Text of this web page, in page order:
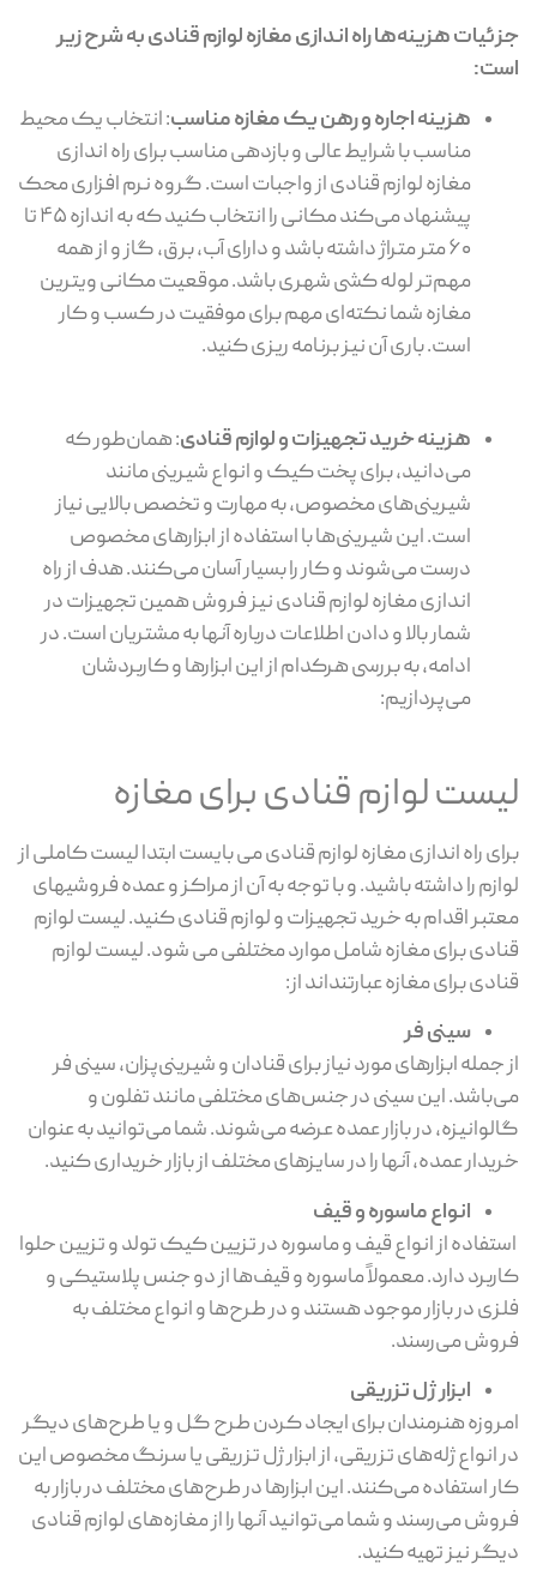
جزئیات هزینه‌هاراه اندازی مغازه لوازم قنادی به شرح زیر
است:
هزینه اجاره و رهن یک مغازه مناسب: انتخاب یک محیط
مناسب با شرایط عالی و بازدهی مناسب برای راه اندازی
مغازه لوازم قنادی از واجبات است. گروه نرم افزاری محک
پیشنهاد می‌کند مکانی را انتخاب کنید که به اندازه ۴۵ تا
۶۰ متر متراژ داشته باشد و دارای آب، برق، گاز و از همه
مهم‌تر لوله کشی شهری باشد. موقعیت مکانی ویترین
مغازه شما نکته‌ای مهم برای موفقیت در کسب و کار
است. باری آن نیز برنامه ریزی کنید.
هزینه خرید تجهیزات و لوازم قنادی: همان‌طور که
می‌دانید، برای پخت کیک و انواع شیرینی مانند
شیرینی‌های مخصوص، به مهارت و تخصص بالایی نیاز
است. این شیرینی‌ها با استفاده از ابزارهای مخصوص
درست می‌شوند و کار را بسیار آسان می‌کنند. هدف از راه
اندازی مغازه لوازم قنادی نیز فروش همین تجهیزات در
شمار بالا و دادن اطلاعات درباره آنها به مشتریان است. در
ادامه، به بررسی هرکدام از این ابزارها و کاربردشان
می‌پردازیم:
لیست لوازم قنادی برای مغازه
برای راه اندازی مغازه لوازم قنادی می بایست ابتدا لیست کاملی از
لوازم را داشته باشید. و با توجه به آن از مراکز و عمده فروشیهای
معتبر اقدام به خرید تجهیزات و لوازم قنادی کنید. لیست لوازم
قنادی برای مغازه شامل موارد مختلفی می شود. لیست لوازم
قنادی برای مغازه عبارتند‌اند از:
سینی فر
از جمله ابزارهای مورد نیاز برای قنادان و شیرینی‌پزان، سینی فر
می‌باشد. این سینی در جنس‌های مختلفی مانند تفلون و
گالوانیزه، در بازار عمده عرضه می‌شوند. شما می‌توانید به عنوان
خریدار عمده، آنها را در سایزهای مختلف از بازار خریداری کنید.
انواع ماسوره و قیف
استفاده از انواع قیف و ماسوره در تزیین کیک تولد و تزیین حلوا
کاربرد دارد. معمولاً ماسوره و قیف‌ها از دو جنس پلاستیکی و
فلزی در بازار موجود هستند و در طرح‌ها و انواع مختلف به
فروش می‌رسند.
ابزار ژل تزریقی
امروزه هنرمندان برای ایجاد کردن طرح گل و یا طرح‌های دیگر
در انواع ژله‌های تزریقی، از ابزار ژل تزریقی یا سرنگ مخصوص این
کار استفاده می‌کنند. این ابزارها در طرح‌های مختلف در بازار به
فروش می‌رسند و شما می‌توانید آنها را از مغازه‌های لوازم قنادی
دیگر نیز تهیه کنید.